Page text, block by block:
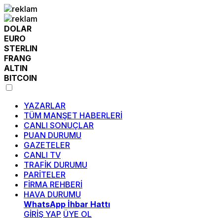
DOLAR
EURO
STERLIN
FRANG
ALTIN
BITCOIN
YAZARLAR
TÜM MANŞET HABERLERİ
CANLI SONUÇLAR
PUAN DURUMU
GAZETELER
CANLI TV
TRAFİK DURUMU
PARİTELER
FİRMA REHBERİ
HAVA DURUMU
WhatsApp İhbar Hattı
GİRİŞ YAP ÜYE OL